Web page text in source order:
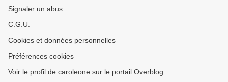
Signaler un abus
C.G.U.
Cookies et données personnelles
Préférences cookies
Voir le profil de caroleone sur le portail Overblog